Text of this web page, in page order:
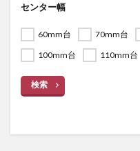
センター幅
60mm台 70mm台
100mm台
110mm台
検索